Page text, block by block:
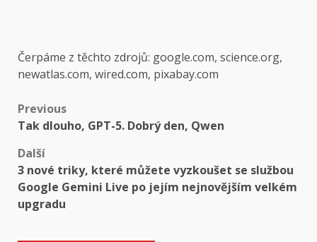
Čerpáme z těchto zdrojů: google.com, science.org,
newatlas.com, wired.com, pixabay.com
Post
Previous
Tak dlouho, GPT-5. Dobrý den, Qwen
Další
3 nové triky, které můžete vyzkoušet se službou
Google Gemini Live po jejím nejnovějším velkém
upgradu